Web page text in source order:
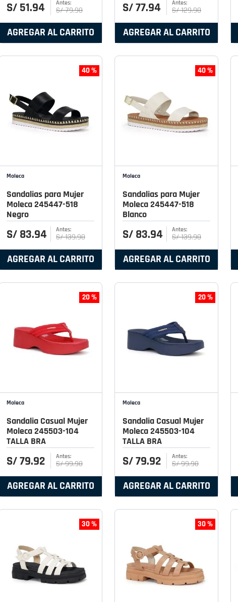
S/ 51.94 S/79.90
AGREGAR AL CARRITO
S/77.94 S/129.90
AGREGAR AL CARRITO
40 %
Moleca
Sandalias para Mujer
Moleca 245447-518
Negro
S/ 83.94 S/139.90
AGREGAR AL CARRITO
40 %
Moleca
Sandalias para Mujer
Moleca 245447-518
Blanco
S/ 83.94 S/139.90
AGREGAR AL CARRITO
20 %
Moleca
Sandalia Casual Mujer
Moleca 245503-104
TALLA BRA
S/79.92 S/99.90
AGREGAR AL CARRITO
20 %
Moleca
Sandalia Casual Mujer
Moleca 245503-104
TALLA BRA
S/79.92 S/99.90
AGREGAR AL CARRITO
30 % 30 %